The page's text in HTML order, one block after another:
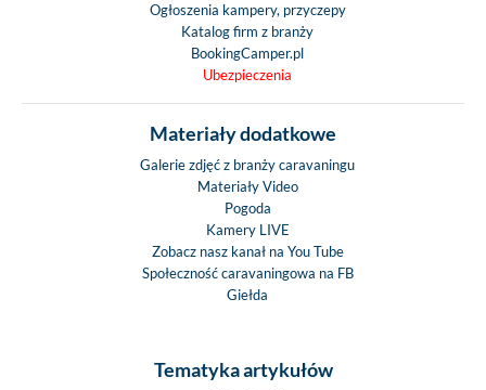
Ogłoszenia kampery, przyczepy
Katalog firm z branży
BookingCamper.pl
Ubezpieczenia
Materiały dodatkowe
Galerie zdjęć z branży caravaningu
Materiały Video
Pogoda
Kamery LIVE
Zobacz nasz kanał na You Tube
Społeczność caravaningowa na FB
Giełda
Tematyka artykułów